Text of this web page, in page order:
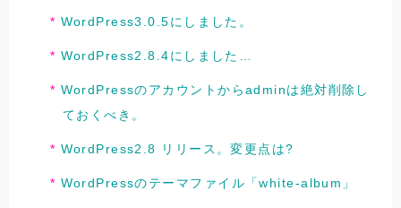
WordPress3.0.5にしました。
WordPress2.8.4にしました…
WordPressのアカウントからadminは絶対削除し
ておくべき。
WordPress2.8 リリース。変更点は?
WordPressのテーマファイル「white-album」